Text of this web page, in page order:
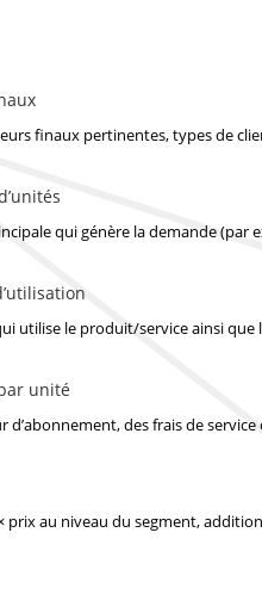
finaux pertinentes, types de
qui génère la demande
utilise le produit/service ainsi
unité
des frais de
au niveau du segment,